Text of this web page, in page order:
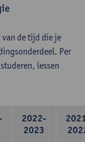
van de tijd die je
Per
lessen
2022-
2023